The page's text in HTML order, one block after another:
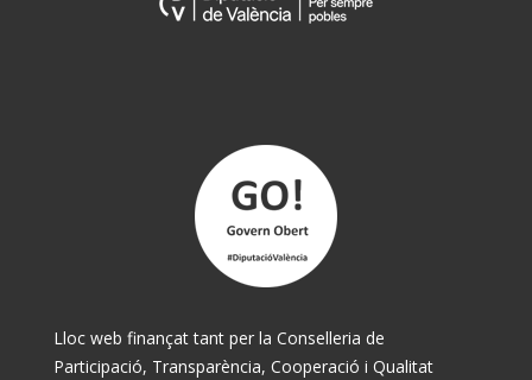
Lloc web finançat tant per la Conselleria de
Participació, Transparència, Cooperació i Qualitat